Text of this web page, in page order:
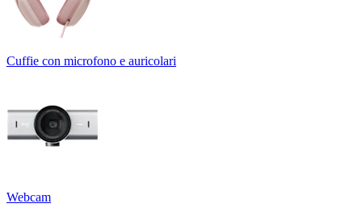
Cuffie con microfono e auricolari
Webcam